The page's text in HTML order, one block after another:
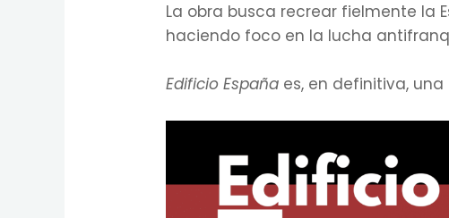
La obra busca recrear fielmente la
haciendo foco en la lucha
Edificio España es, en definitiva,